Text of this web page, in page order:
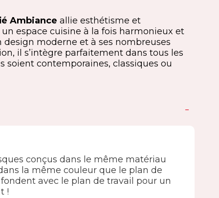
Ambiance allie esthétisme et
espace cuisine à la fois harmonieux et
design moderne et à ses nombreuses
il s’intègre parfaitement dans tous les
soient contemporaines, classiques ou
conçus dans le même matériau
la même couleur que le plan de
avec le plan de travail pour un
!